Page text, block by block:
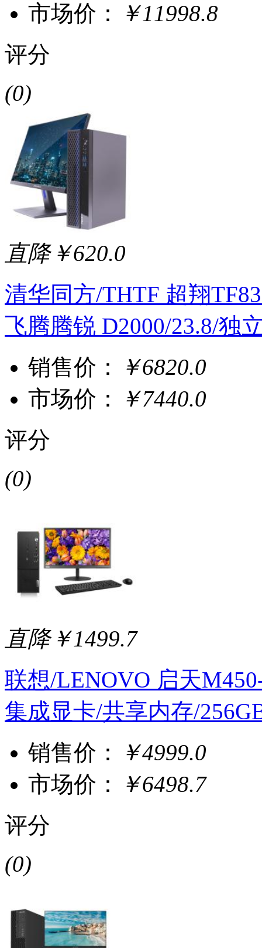
市场价：
￥11998.8
评分
(0)
直降￥620.0
清华同方/THTF 超翔
飞腾腾锐 D2000/23.8/独
销售价：
￥6820.0
市场价：
￥7440.0
评分
(0)
直降￥1499.7
联想/LENOVO 启天
集成显卡/共享内存/
销售价：
￥4999.0
市场价：
￥6498.7
评分
(0)